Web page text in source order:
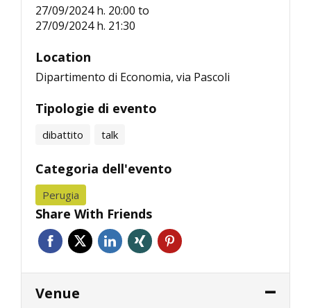
27/09/2024 h. 20:00 to
27/09/2024 h. 21:30
Location
Dipartimento di Economia, via Pascoli
Tipologie di evento
dibattito talk
Categoria dell'evento
Perugia
Share With Friends
Venue